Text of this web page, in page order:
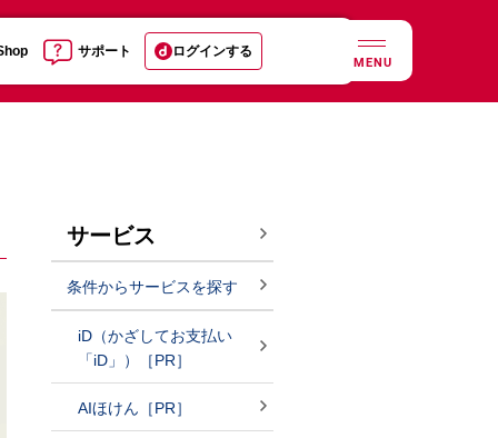
サポート ログインする
MENU
サービス
条件からサービスを探す
iD（かざしてお支払い
「iD」）［PR］
AIほけん［PR］